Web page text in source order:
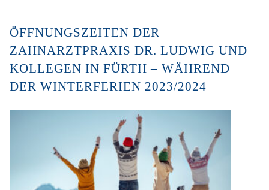
ÖFFNUNGSZEITEN DER
ZAHNARZTPRAXIS DR. LUDWIG UND
KOLLEGEN IN FÜRTH – WÄHREND
DER WINTERFERIEN 2023/2024